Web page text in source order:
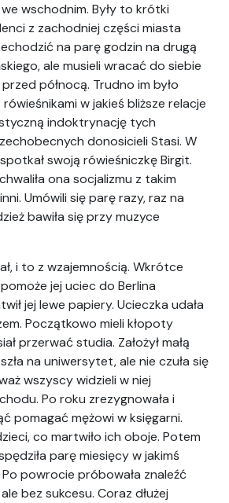
wschodnim. Były to krótki
z zachodniej części miasta
na parę godzin na drugą
ale musieli wracać do siebie
północą. Trudno im było
w jakieś bliższe relacje
indoktrynację tych
donosicieli Stasi. W
swoją rówieśniczkę Birgit.
ona socjalizmu z takim
Umówili się parę razy, raz na
bawiła się przy muzyce
i to z wzajemnością. Wkrótce
jej uciec do Berlina
jej lewe papiery. Ucieczka udała
Początkowo mieli kłopoty
przerwać studia. Założył małą
na uniwersytet, ale nie czuła się
wszyscy widzieli w niej
Po roku zrezygnowała i
pomagać mężowi w księgarni.
co martwiło ich oboje. Potem
parę miesięcy w jakimś
powrocie próbowała znaleźć
bez sukcesu. Coraz dłużej